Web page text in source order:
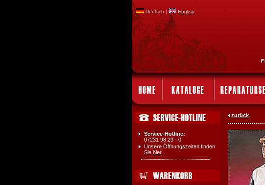
Deutsch | English
Service-Hotline:
07231 98 23 - 0
Unsere Öffnungszeiten finden
Sie hier.
zurück